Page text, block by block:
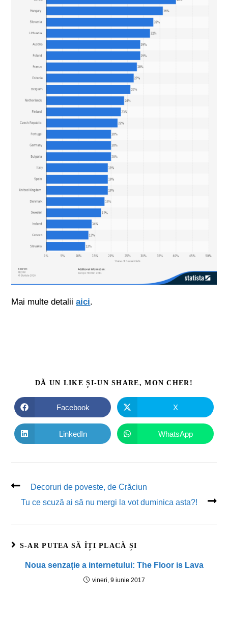
Mai multe detaliiaici.
DĂ UN LIKE ȘI-UN SHARE, MON CHER!
Facebook X
LinkedIn WhatsApp
Decoruri de poveste, de Crăciun
Tu ce scuză ai să nu mergi la vot duminica asta?!
S-AR PUTEA SĂ ÎȚI PLACĂ ȘI
Noua senzație a internetului: The Floor is Lava
vineri, 9 iunie 2017